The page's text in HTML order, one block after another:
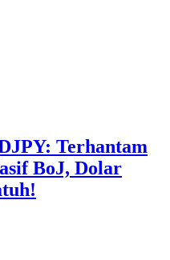
Terhantam
BoJ, Dolar